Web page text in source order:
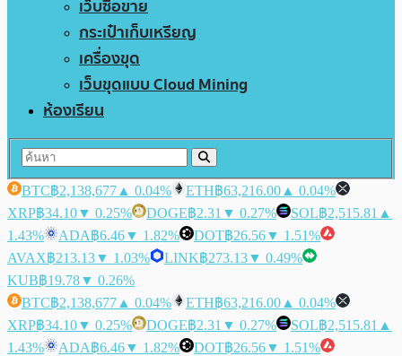
เว็บซื้อขาย
กระเป๋าเก็บเหรียญ
เครื่องขุด
เว็บขุดแบบ Cloud Mining
ห้องเรียน
BTC฿2,138,677 ▲ 0.04% ETH฿63,216.00 ▲ 0.04%
XRP฿34.10▼ 0.25% DOGE฿2.31 ▼ 0.27% SOL฿2,515.81 ▲
1.43%
ADA฿6.46▼ 1.82% DOT฿26.56▼ 1.51%
AVAX฿213.13▼ 1.03% LINK฿273.13▼ 0.49%
KUB฿19.78▼ 0.26%
BTC฿2,138,677 ▲ 0.04% ETH฿63,216.00 ▲ 0.04%
XRP฿34.10▼ 0.25% DOGE฿2.31 ▼ 0.27% SOL฿2,515.81 ▲
1.43%
ADA฿6.46▼ 1.82% DOT฿26.56▼ 1.51%